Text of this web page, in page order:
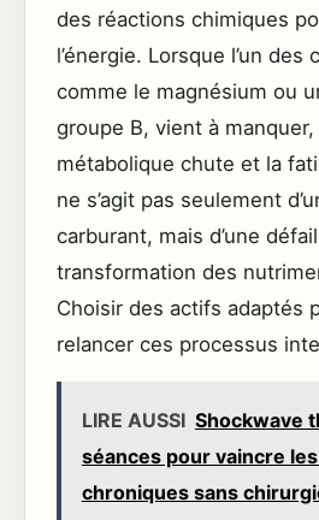
des réactions chimiques
l’énergie. Lorsque l’un des
comme le magnésium ou
groupe B, vient à
métabolique chute et la
ne s’agit pas seulement
carburant, mais d’une
transformation des
Choisir des actifs adaptés
relancer ces processus
LIRE AUSSI Shockwave
séances pour vaincre
chroniques sans